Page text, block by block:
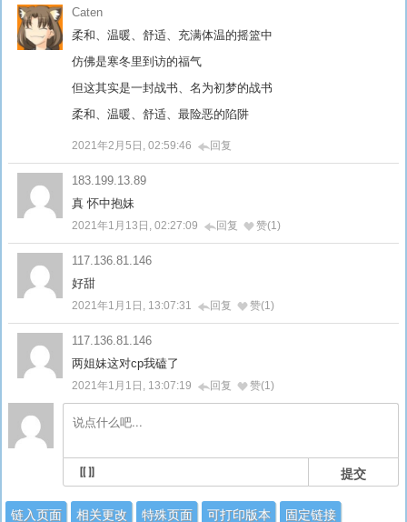
Caten
柔和、温暖、舒适、充满体温的摇篮中
仿佛是寒冬里到访的福气
但这其实是一封战书、名为初梦的战书
柔和、温暖、舒适、最险恶的陷阱
2021年2月5日, 02:59:46 回复
183.199.13.89
真 怀中抱妹
2021年1月13日, 02:27:09 回复 赞(1)
117.136.81.146
好甜
2021年1月1日, 13:07:31 回复 赞(1)
117.136.81.146
两姐妹这对cp我磕了
2021年1月1日, 13:07:19 回复 赞(1)
提交
链入页面 相关更改 特殊页面 可打印版本 固定链接